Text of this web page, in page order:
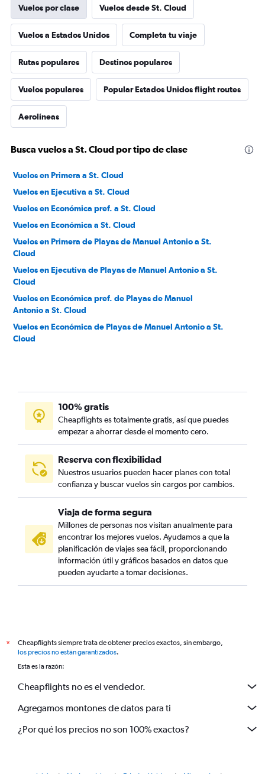
Vuelos por clase Vuelos desde St. Cloud
Vuelos a Estados Unidos Completa tu viaje
Rutas populares Destinos populares
Vuelos populares Popular Estados Unidos flight routes
Aerolíneas
Busca vuelos a St. Cloud por tipo de clase
Vuelos en Primera a St. Cloud
Vuelos en Ejecutiva a St. Cloud
Vuelos en Económica pref. a St. Cloud
Vuelos en Económica a St. Cloud
Vuelos en Primera de Playas de Manuel Antonio a St.
Cloud
Vuelos en Ejecutiva de Playas de Manuel Antonio a St.
Cloud
Vuelos en Económica pref. de Playas de Manuel
Antonio a St. Cloud
Vuelos en Económica de Playas de Manuel Antonio a St.
Cloud
100% gratis
Cheapflights es totalmente gratis, así que puedes
empezar a ahorrar desde el momento cero.
Reserva con flexibilidad
Nuestros usuarios pueden hacer planes con total
confianza y buscar vuelos sin cargos por cambios.
Viaja de forma segura
Millones de personas nos visitan anualmente para
encontrar los mejores vuelos. Ayudamos a que la
planificación de viajes sea fácil, proporcionando
información útil y gráficos basados en datos que
pueden ayudarte a tomar decisiones.
*
Cheapflights siempre trata de obtener precios exactos, sin embargo,
los precios no están garantizados.
Esta es la razón:
Cheapflights no es el vendedor.
Agregamos montones de datos para ti
¿Por qué los precios no son 100% exactos?